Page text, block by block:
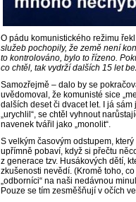
O pádu komunistického režimu
služeb pochopily, že země není
to kontrolováno, bylo to řízeno.
co chtěl, tak vydrží dalších 15 let
Samozřejmě – dalo by se
uvědomoval, že komunisté sice
dalších deset či dvacet let. I já
„urychlil“, se chtěl vyhnout
navenek tvářil jako „monolit“.
S velkým časovým odstupem,
upřímně pobaví, když si přečtu
z generace tzv. Husákových dětí,
zkušenosti nevědí. (Kromě toho,
„odborníci“ na naši nedávnou
Pouze se tím zesměšňují v očích